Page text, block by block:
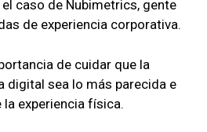
caso de Nubimetrics, gente
de experiencia corporativa.
de cuidar que la
digital sea lo más parecida e
experiencia física.